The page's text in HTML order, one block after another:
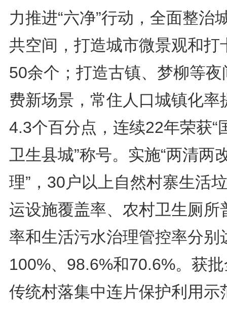
力推进“六净”行动，全面整治
共空间，打造城市微景观和打
50余个；打造古镇、梦柳等夜
费新场景，常住人口城镇化率
4.3个百分点，连续22年荣获“
卫生县城”称号。实施“两清两
理”，30户以上自然村寨生活
运设施覆盖率、农村卫生厕所
率和生活污水治理管控率分别
100%、98.6%和70.6%。获
传统村落集中连片保护利用示